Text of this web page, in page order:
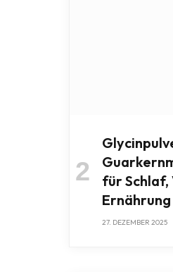
für Schlaf,
Ernährung
27. DEZEMBER 2025